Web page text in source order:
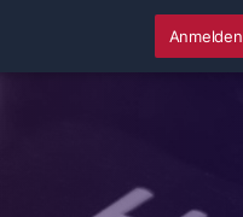
Anmelden